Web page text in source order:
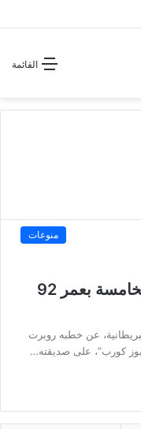
القائمة
منوعات
ملياردير أمريكي يتزوج للمرة الخامسة بعمر 92
عن خطبه روبرت
كورب”، على صديقته…